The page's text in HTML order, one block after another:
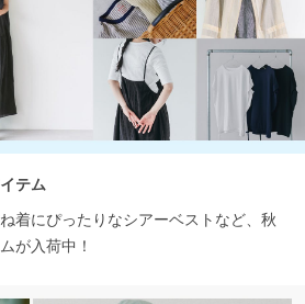
テム
着にぴったりなシアーベストなど、秋
が入荷中！